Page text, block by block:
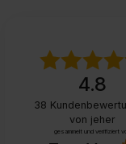
4.8
38
von jeher
gesammelt und verifiziert